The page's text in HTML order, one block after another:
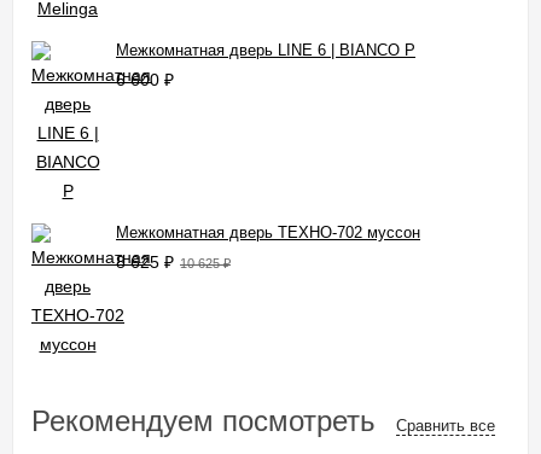
Межкомнатная дверь LINE 6 | BIANCO P
6 600 ₽
Межкомнатная дверь ТЕХНО-702 муссон
8 625 ₽ 10 625₽
Рекомендуем посмотреть Сравнить все